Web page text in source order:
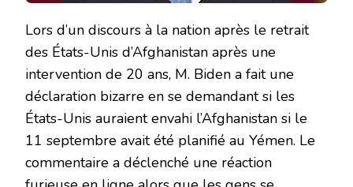
Lors d’un discours à la nation après le retrait
des États-Unis d’Afghanistan après une
intervention de 20 ans, M. Biden a fait une
déclaration bizarre en se demandant si les
États-Unis auraient envahi l’Afghanistan si le
11 septembre avait été planifié au Yémen. Le
commentaire a déclenché une réaction